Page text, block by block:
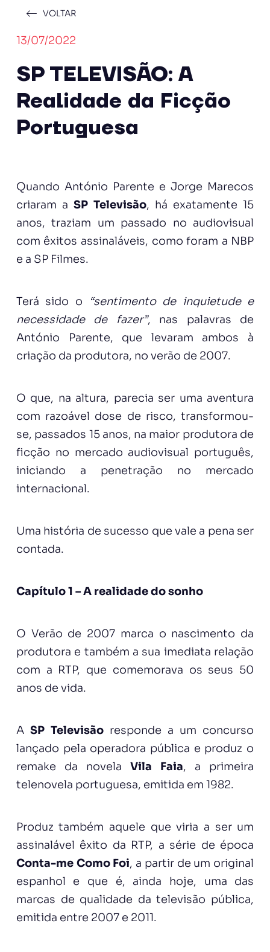
VOLTAR
13/07/2022
SP TELEVISÃO: A
Realidade da Ficção
Portuguesa
Quando António Parente e Jorge Marecos
criaram a SP Televisão, há exatamente 15
anos, traziam um passado no audiovisual
com êxitos assinaláveis, como foram a NBP
e a SP Filmes.
Terá sido o
“sentimento de inquietude e
necessidade de fazer”, nas palavras de
António Parente, que levaram ambos à
criação da produtora, no verão de 2007.
O que, na altura, parecia ser uma aventura
com razoável dose de risco, transformou-
se, passados 15 anos, na maior produtora de
ficção no mercado audiovisual português,
iniciando a penetração no mercado
internacional.
Uma história de sucesso que vale a pena ser
contada.
Capítulo 1 – A realidade do sonho
O Verão de 2007 marca o nascimento da
produtora e também a sua imediata relação
com a RTP, que comemorava os seus 50
anos de vida.
A SP Televisãoresponde a um concurso
lançado pela operadora pública e produz o
remake da novela Vila Faia, a primeira
telenovela portuguesa, emitida em 1982.
Produz também aquele que viria a ser um
assinalável êxito da RTP, a série de época
Conta-me Como Foi, a partir de um original
espanhol e que é, ainda hoje, uma das
marcas de qualidade da televisão pública,
emitida entre 2007 e 2011.